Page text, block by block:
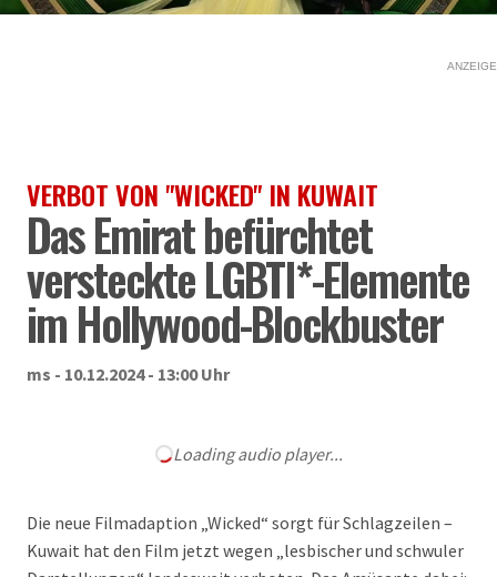
ANZEIGE
VERBOT VON "WICKED" IN KUWAIT
Das Emirat befürchtet
versteckte LGBTI*-Elemente
im Hollywood-Blockbuster
ms - 10.12.2024 - 13:00 Uhr
Loading audio player...
Die neue Filmadaption „Wicked“ sorgt für Schlagzeilen –
Kuwait hat den Film jetzt wegen „lesbischer und schwuler